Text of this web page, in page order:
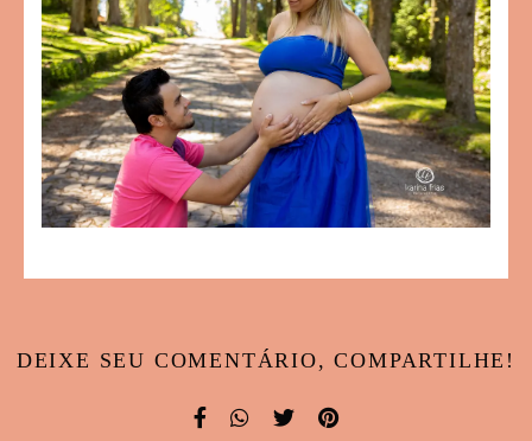
DEIXE SEU COMENTÁRIO, COMPARTILHE!